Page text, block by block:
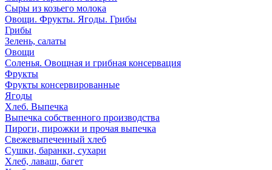
Сыры из козьего молока
Овощи. Фрукты. Ягоды. Грибы
Грибы
Зелень, салаты
Овощи
Соленья. Овощная и грибная консервация
Фрукты
Фрукты консервированные
Ягоды
Хлеб. Выпечка
Выпечка собственного производства
Пироги, пирожки и прочая выпечка
Свежевыпеченный хлеб
Сушки, баранки, сухари
Хлеб, лаваш, багет